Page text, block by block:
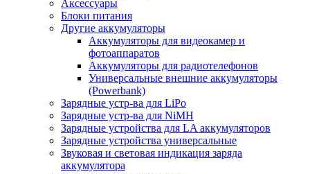
Аксессуары
Блоки питания
Другие аккумуляторы
Аккумуляторы для видеокамер и
фотоаппаратов
Аккумуляторы для радиотелефонов
Универсальные внешние аккумуляторы
(Powerbank)
Зарядные устр-ва для LiPo
Зарядные устр-ва для NiMH
Зарядные устройства для LA аккумуляторов
Зарядные устройства универсальные
Звуковая и световая индикация заряда
аккумулятора